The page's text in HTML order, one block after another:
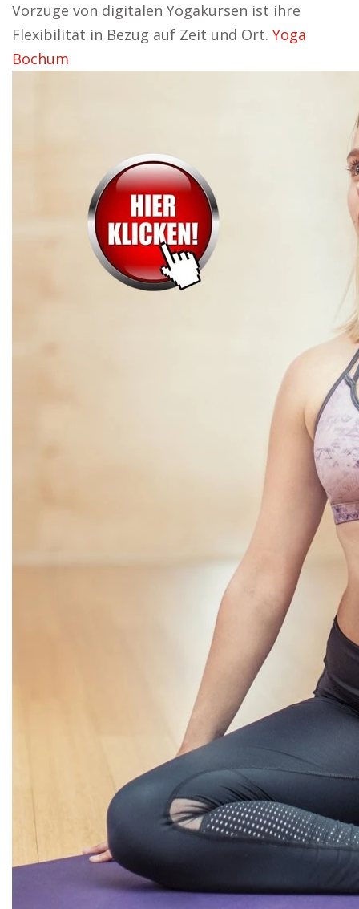
Vorzüge von digitalen Yogakursen ist ihre
Flexibilität in Bezug auf Zeit und Ort. Yoga
Bochum